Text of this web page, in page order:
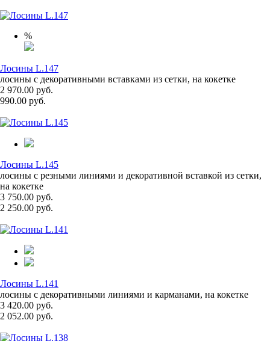
%
Лосины L.147
лосины с декоративными вставками из сетки, на кокетке
2 970.00 руб.
990.00 руб.
Лосины L.145
лосины с резными линиями и декоративной вставкой из сетки,
на кокетке
3 750.00 руб.
2 250.00 руб.
Лосины L.141
лосины с декоративными линиями и карманами, на кокетке
3 420.00 руб.
2 052.00 руб.